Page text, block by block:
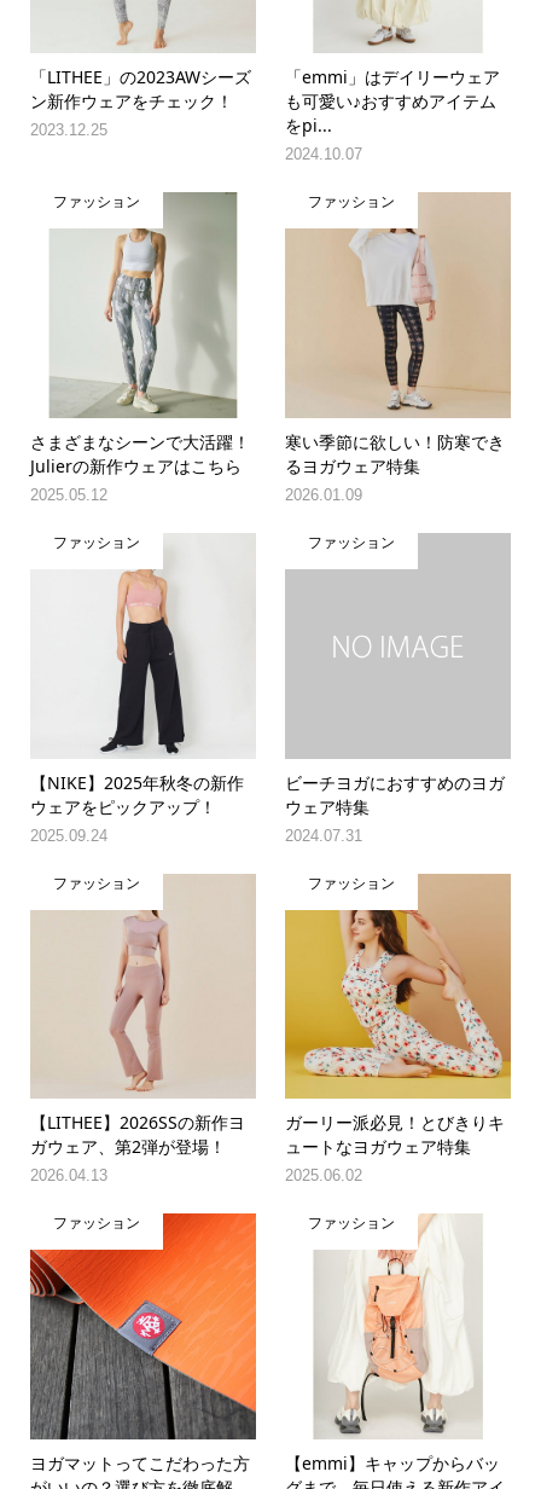
「LITHEE」の2023AWシーズ
ン新作ウェアをチェック！
2023.12.25
「emmi」はデイリーウェア
も可愛い♪おすすめアイテム
をpi...
2024.10.07
ファッション
さまざまなシーンで大活躍！
Julierの新作ウェアはこちら
2025.05.12
ファッション
寒い季節に欲しい！防寒でき
るヨガウェア特集
2026.01.09
ファッション
【NIKE】2025年秋冬の新作
ウェアをピックアップ！
2025.09.24
ファッション
ビーチヨガにおすすめのヨガ
ウェア特集
2024.07.31
ファッション
【LITHEE】2026SSの新作ヨ
ガウェア、第2弾が登場！
2026.04.13
ファッション
ガーリー派必見！とびきりキ
ュートなヨガウェア特集
2025.06.02
ファッション
ヨガマットってこだわった方
ファッション
【emmi】キャップからバッ